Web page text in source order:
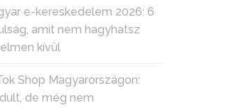
e-kereskedelem 2026: 6
amit nem hagyhatsz
kívül
Shop Magyarországon:
de még nem